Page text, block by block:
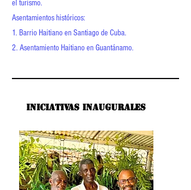
el turismo.
Asentamientos históricos:
1. Barrio Haitiano en Santiago de Cuba.
2. Asentamiento Haitiano en Guantánamo.
Iniciativas inaugurales
Iniciativas inaugurales